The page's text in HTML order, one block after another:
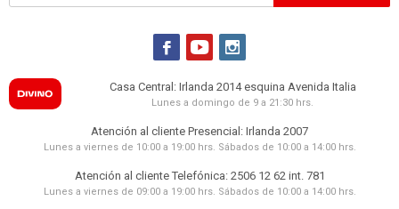
  
Casa Central: Irlanda 2014 esquina Avenida Italia
Lunes a domingo de 9 a 21:30 hrs.
Atención al cliente Presencial: Irlanda 2007
Lunes a viernes de 10:00 a 19:00 hrs. Sábados de 10:00 a 14:00 hrs.
Atención al cliente Telefónica: 2506 12 62 int. 781
Lunes a viernes de 09:00 a 19:00 hrs. Sábados de 10:00 a 14:00 hrs.